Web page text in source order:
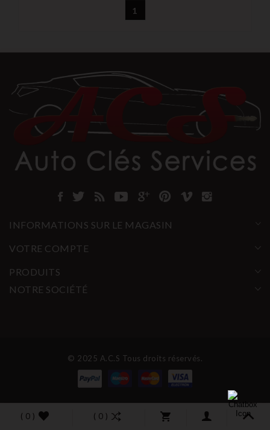
1
INFORMATIONS SUR LE MAGASIN
VOTRE COMPTE
PRODUITS
NOTRE SOCIÉTÉ
© 2025 A.C.S Tous droits réservés.
( 0 ) ( 0 )